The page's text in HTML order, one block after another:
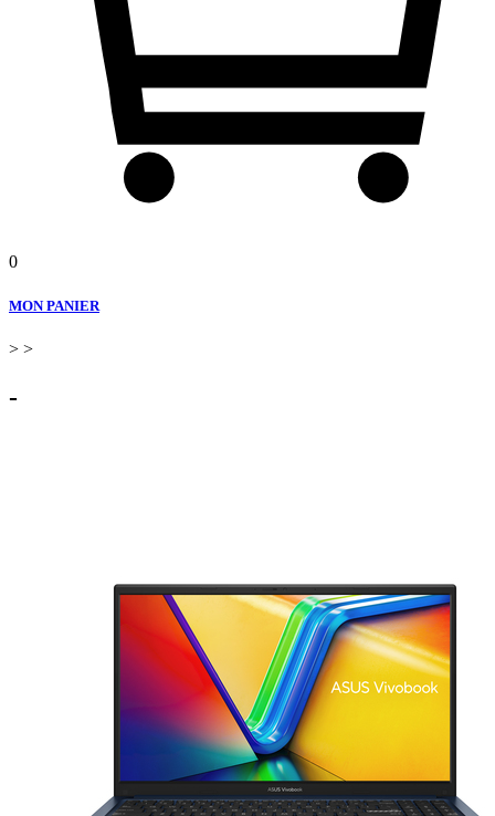
0
MON PANIER
> >
-